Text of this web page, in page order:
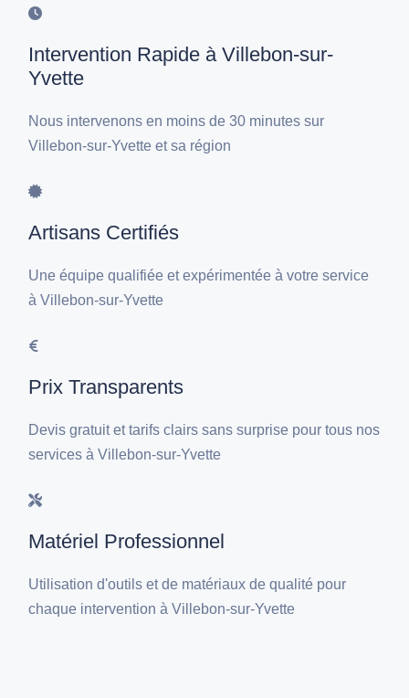
Intervention Rapide à Villebon-sur-
Yvette
Nous intervenons en moins de 30 minutes sur
Villebon-sur-Yvette et sa région
Artisans Certifiés
Une équipe qualifiée et expérimentée à votre service
à Villebon-sur-Yvette
Prix Transparents
Devis gratuit et tarifs clairs sans surprise pour tous nos
services à Villebon-sur-Yvette
Matériel Professionnel
Utilisation d'outils et de matériaux de qualité pour
chaque intervention à Villebon-sur-Yvette